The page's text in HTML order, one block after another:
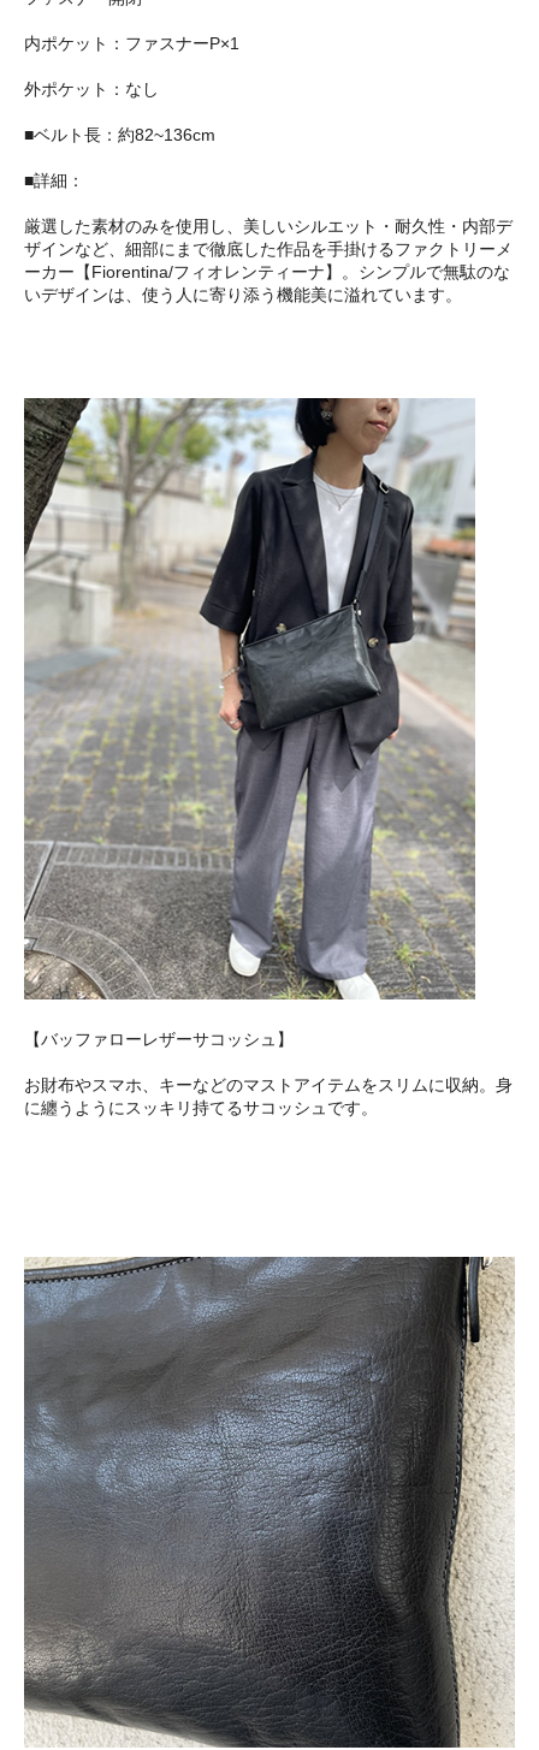
内ポケット：ファスナーP×1
外ポケット：なし
■ベルト長：約82~136cm
■詳細：
厳選した素材のみを使用し、美しいシルエット・耐久性・内部デ
ザインなど、細部にまで徹底した作品を手掛けるファクトリーメ
ーカー【Fiorentina/フィオレンティーナ】。シンプルで無駄のな
いデザインは、使う人に寄り添う機能美に溢れています。
【バッファローレザーサコッシュ】
お財布やスマホ、キーなどのマストアイテムをスリムに収納。身
に纏うようにスッキリ持てるサコッシュです。